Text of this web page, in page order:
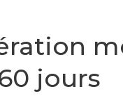
jours